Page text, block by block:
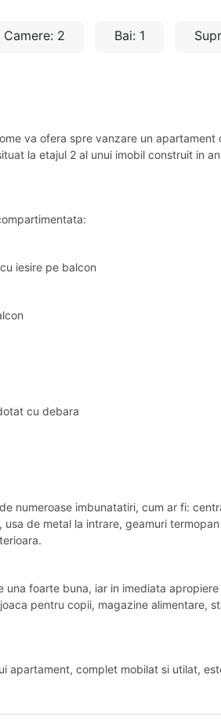
Camere: 2 Bai: 1
va ofera spre vanzare un
la etajul 2 al unui imobil construit in
iesire pe balcon
cu debara
numeroase imbunatatiri, cum ar fi:
usa de metal la intrare, geamuri
una foarte buna, iar in imediata
pentru copii, magazine alimentare,
apartament, complet mobilat si utilat,